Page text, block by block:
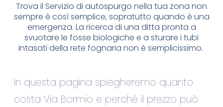
Trova il Servizio di autospurgo nella tua zona non
sempre è così semplice, sopratutto quando è una
emergenza. La ricerca di una ditta pronta a
svuotare le fosse biologiche e a sturare i tubi
intasati della rete fognaria non è semplicissimo.
In questa pagina spiegheremo quanto
costa Via Bormio e perché il prezzo può